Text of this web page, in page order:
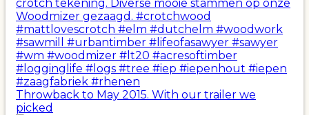
Throwback to May 2015. With our trailer we
picked